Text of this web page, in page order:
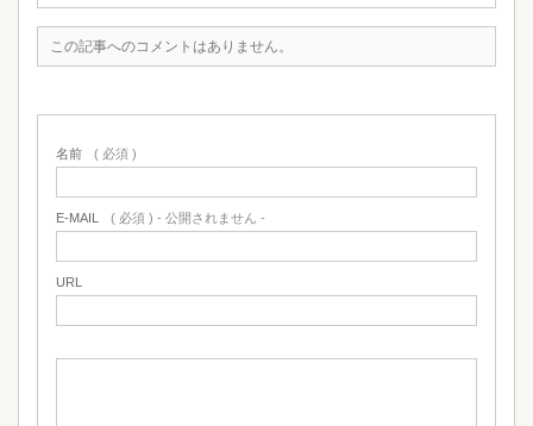
この記事へのコメントはありません。
名前 ( 必須 )
E-MAIL ( 必須 ) - 公開されません -
URL